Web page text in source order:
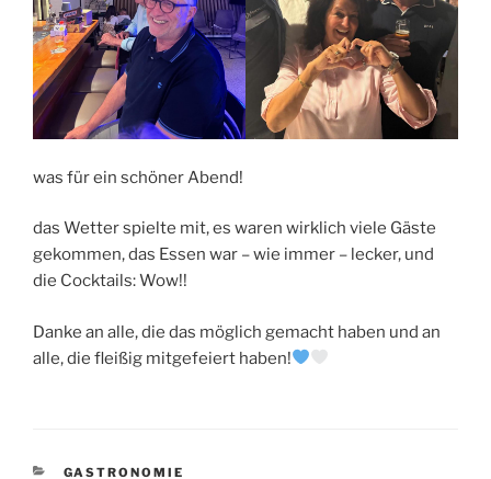
was für ein schöner Abend!
das Wetter spielte mit, es waren wirklich viele Gäste
gekommen, das Essen war – wie immer – lecker, und
die Cocktails: Wow!!
Danke an alle, die das möglich gemacht haben und an
alle, die fleißig mitgefeiert haben!
KATEGORIEN
GASTRONOMIE